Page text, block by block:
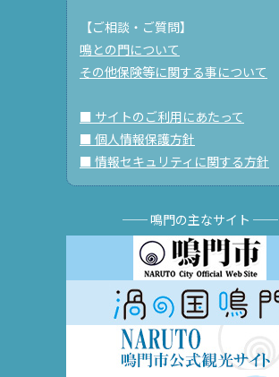
【ご相談・ご質問】
鳴との門について
その他保険等に関する事について
■ サイトのご利用にあたって
■ 個人情報保護方針
■ 情報セキュリティに関する方針
── 鳴門の主なサイト ──